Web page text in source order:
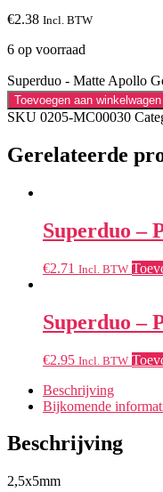
€2.38 Incl. BTW
6 op voorraad
Superduo - Matte Apollo
Toevoegen aan winkelwagen
SKU 0205-MC00030
Gerelateerde
Superduo –
€2.71 Incl. BTW
Superduo –
€2.95 Incl. BTW
Beschrijving
Bijkomende
Beschrijving
2,5x5mm